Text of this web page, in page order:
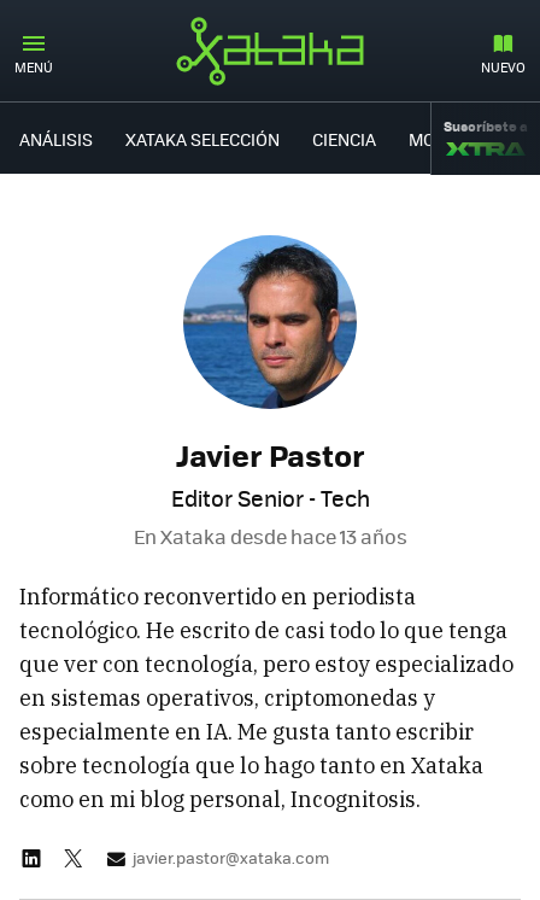
MENÚ NUEVO
ANÁLISIS XATAKA SELECCIÓN CIENCIA MOVILIDAD
Suscríbete a
Javier Pastor
Editor Senior - Tech
En Xataka desdehace 13 años
Informático reconvertido en periodista
tecnológico. He escrito de casi todo lo que tenga
que ver con tecnología, pero estoy especializado
en sistemas operativos, criptomonedas y
especialmente en IA. Me gusta tanto escribir
sobre tecnología que lo hago tanto en Xataka
como en mi blog personal, Incognitosis.
javier.pastor@xataka.com